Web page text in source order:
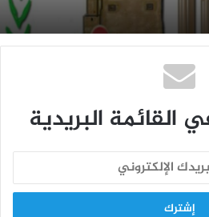
القائمة البريدية